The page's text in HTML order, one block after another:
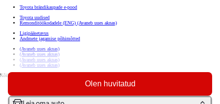
Olen huvitatud
Toyota brändikaupade e-pood
Toyota uudised
Remonditöökodadele (ENG) (Avaneb uues aknas)
Ligipääsetavus
Andmete jagamise põhimõtted
(Avaneb uues aknas)
(Avaneb uues aknas)
(Avaneb uues aknas)
(Avaneb uues aknas)
Kõik õigused kaitstud. © Toyota 2026
Privaatsuspoliitika